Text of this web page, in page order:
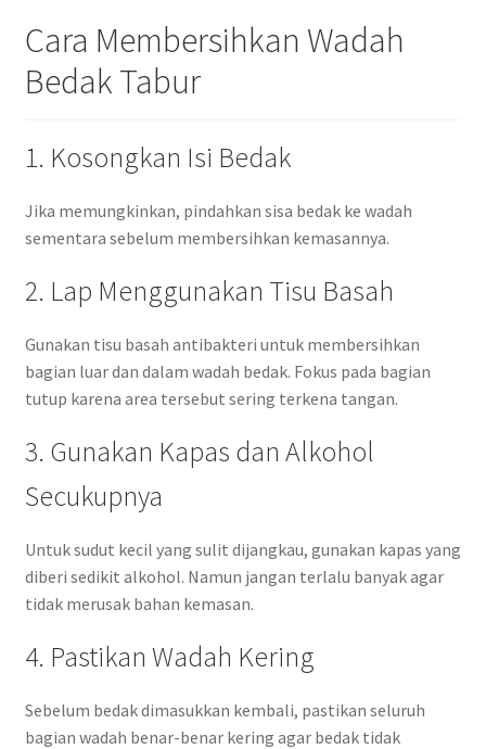
Cara Membersihkan Wadah
Bedak Tabur
1. Kosongkan Isi Bedak
Jika memungkinkan, pindahkan sisa bedak ke wadah
sementara sebelum membersihkan kemasannya.
2. Lap Menggunakan Tisu Basah
Gunakan tisu basah antibakteri untuk membersihkan
bagian luar dan dalam wadah bedak. Fokus pada bagian
tutup karena area tersebut sering terkena tangan.
3. Gunakan Kapas dan Alkohol
Secukupnya
Untuk sudut kecil yang sulit dijangkau, gunakan kapas yang
diberi sedikit alkohol. Namun jangan terlalu banyak agar
tidak merusak bahan kemasan.
4. Pastikan Wadah Kering
Sebelum bedak dimasukkan kembali, pastikan seluruh
bagian wadah benar-benar kering agar bedak tidak